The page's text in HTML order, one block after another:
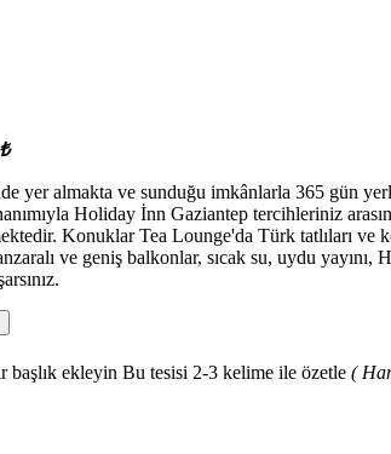
yer almakta ve sunduğu imkânlarla 365 gün
Holiday İnn Gaziantep tercihleriniz
Konuklar Tea Lounge'da Türk tatlıları ve
ve geniş balkonlar, sıcak su, uydu
başlık ekleyin Bu tesisi 2-3 kelime ile özetle (